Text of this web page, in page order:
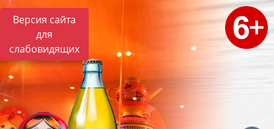
Версия сайта
для
слабовидящих